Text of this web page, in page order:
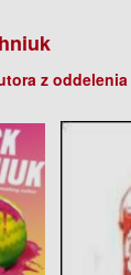
z oddelenia